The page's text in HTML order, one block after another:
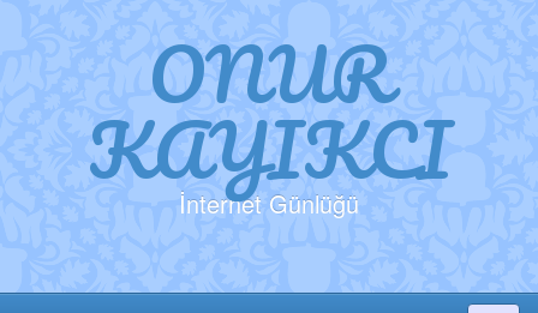
ONUR
KAYIKCI
İnternet Günlüğü